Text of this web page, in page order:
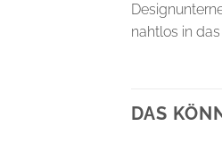
nahtlos in
DAS